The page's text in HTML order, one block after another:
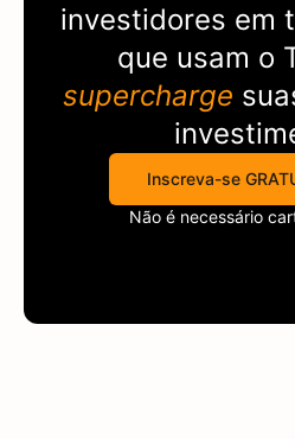
investidores em
que usam o
supercharge
Inscreva-se
Não é necessário